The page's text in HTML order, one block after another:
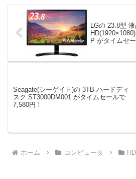
LGの 23.8型
P がタイムセ
Seagate(シーゲイト)の 3TB ハードディ
スク ST3000DM001 がタイムセールで
7,580円！
ホーム コンピュータ